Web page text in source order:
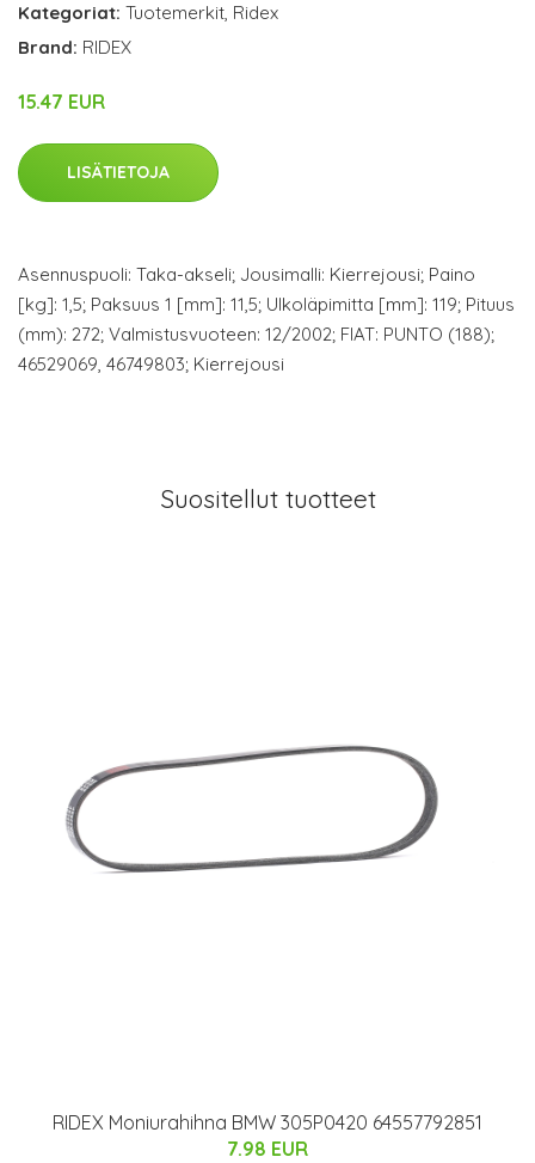
Kategoriat: Tuotemerkit, Ridex
Brand: RIDEX
15.47 EUR
LISÄTIETOJA
Asennuspuoli: Taka-akseli; Jousimalli: Kierrejousi; Paino
[kg]: 1,5; Paksuus 1 [mm]: 11,5; Ulkoläpimitta [mm]: 119; Pituus
(mm): 272; Valmistusvuoteen: 12/2002; FIAT: PUNTO (188);
46529069, 46749803; Kierrejousi
Suositellut tuotteet
RIDEX Moniurahihna BMW 305P0420 64557792851
7.98 EUR